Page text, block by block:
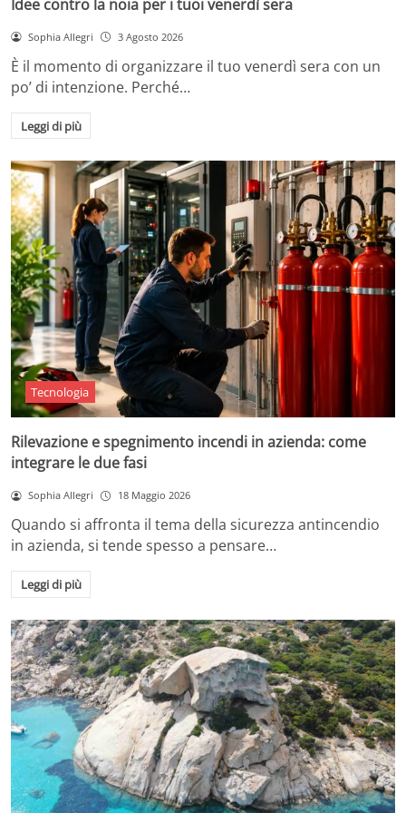
Idee contro la noia per i tuoi venerdì sera
Sophia Allegri 3 Agosto 2026
È il momento di organizzare il tuo venerdì sera con un
po’ di intenzione. Perché…
Leggi di più
Tecnologia
Rilevazione e spegnimento incendi in azienda: come
integrare le due fasi
Sophia Allegri 18 Maggio 2026
Quando si affronta il tema della sicurezza antincendio
in azienda, si tende spesso a pensare…
Leggi di più